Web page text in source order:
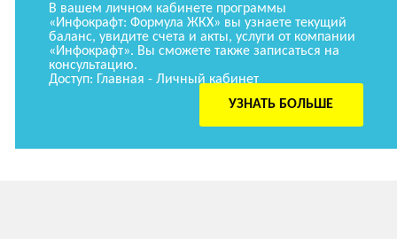
В вашем личном кабинете программы
«Инфокрафт: Формула ЖКХ» вы узнаете текущий
баланс, увидите счета и акты, услуги от компании
«Инфокрафт». Вы сможете также записаться на
консультацию.
Доступ: Главная - Личный кабинет
УЗНАТЬ БОЛЬШЕ